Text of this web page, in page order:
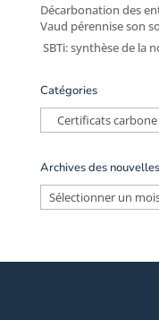
Décarbonation des
Vaud pérennise son
SBTi: synthèse de la
Catégories
Catégories
Archives des nouvelles
Archives
des